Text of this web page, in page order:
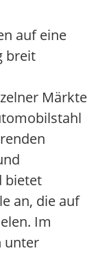
auf eine
breit
Märkte
bietet
an, die auf
Im
unter